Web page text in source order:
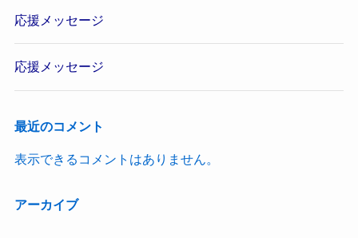
応援メッセージ
応援メッセージ
最近のコメント
表示できるコメントはありません。
アーカイブ